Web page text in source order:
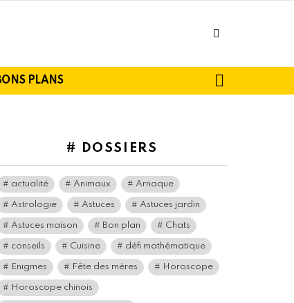
PLANS
# DOSSIERS
actualité Animaux Arnaque
Astrologie Astuces Astuces jardin
Astuces maison Bon plan Chats
conseils Cuisine défi mathématique
Enigmes Fête des mères Horoscope
Horoscope chinois